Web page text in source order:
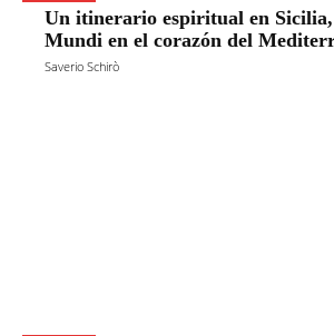
Un itinerario espiritual en
Mundi en el corazón del
Saverio Schirò